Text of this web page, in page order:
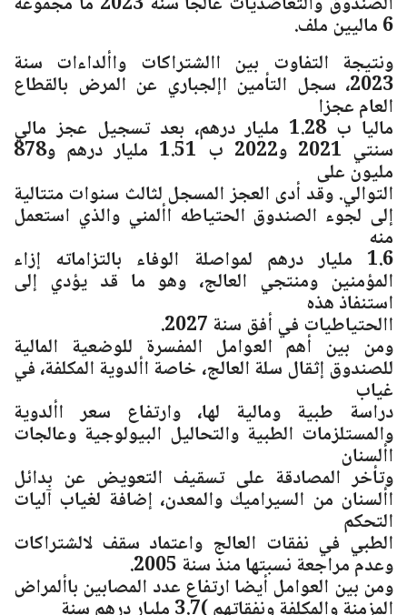
6 ماليين ملف.
ونتيجة التفاوت بين االشتراكات واألداءات سنة
2023، سجل التأمين اإلجباري عن المرض بالقطاع
العام عجزا
ماليا ب 1.28 مليار درهم، بعد تسجيل عجز مالي
سنتي 2021 و2022 ب 1.51 مليار درهم و878
مليون على
التوالي. وقد أدى العجز المسجل لثالث سنوات متتالية
إلى لجوء الصندوق الحتياطه األمني والذي استعمل
منه
1.6 مليار درهم لمواصلة الوفاء بالتزاماته إزاء
المؤمنين ومنتجي العالج، وهو ما قد يؤدي إلى
استنفاذ هذه
االحتياطيات في أفق سنة 2027.
ومن بين أهم العوامل المفسرة للوضعية المالية
للصندوق إثقال سلة العالج، خاصة األدوية المكلفة، في
غياب
دراسة طبية ومالية لها، وارتفاع سعر األدوية
والمستلزمات الطبية والتحاليل البيولوجية وعالجات
األسنان
وتأخر المصادقة على تسقيف التعويض عن بدائل
األسنان من السيراميك والمعدن، إضافة لغياب آليات
التحكم
الطبي في نفقات العالج واعتماد سقف لالشتراكات
وعدم مراجعة نسبتها منذ سنة 2005.
ومن بين العوامل أيضا ارتفاع عدد المصابين باألمراض